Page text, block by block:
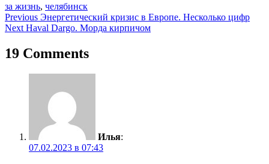
за жизнь, челябинск
Навигация
по
записям
Previous Энергетический кризис в Европе. Несколько цифр
Next Haval Dargo. Морда кирпичом
19 Comments
Илья:
07.02.2023 в 07:43